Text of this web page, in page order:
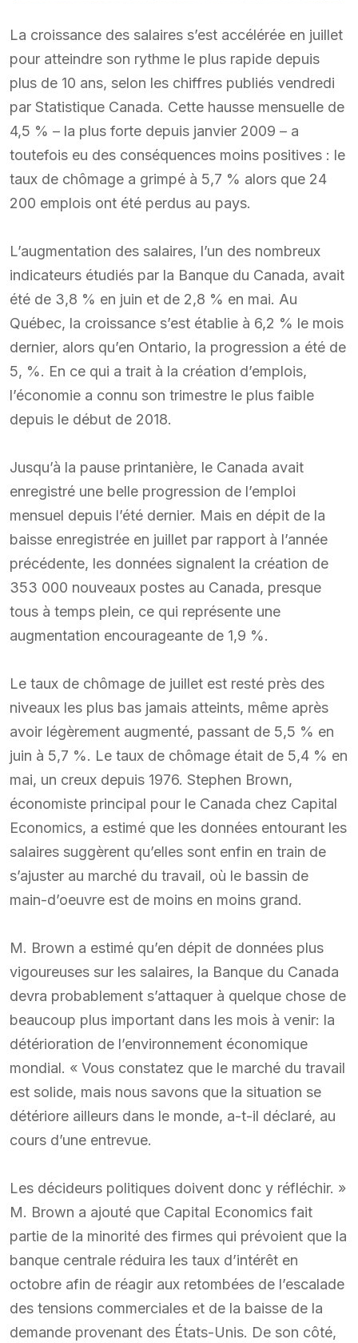
La croissance des salaires s’est accélérée en juillet
pour atteindre son rythme le plus rapide depuis
plus de 10 ans, selon les chiffres publiés vendredi
par Statistique Canada. Cette hausse mensuelle de
4,5 % – la plus forte depuis janvier 2009 – a
toutefois eu des conséquences moins positives : le
taux de chômage a grimpé à 5,7 % alors que 24
200 emplois ont été perdus au pays.
L’augmentation des salaires, l’un des nombreux
indicateurs étudiés par la Banque du Canada, avait
été de 3,8 % en juin et de 2,8 % en mai. Au
Québec, la croissance s’est établie à 6,2 % le mois
dernier, alors qu’en Ontario, la progression a été de
5, %. En ce qui a trait à la création d’emplois,
l’économie a connu son trimestre le plus faible
depuis le début de 2018.
Jusqu’à la pause printanière, le Canada avait
enregistré une belle progression de l’emploi
mensuel depuis l’été dernier. Mais en dépit de la
baisse enregistrée en juillet par rapport à l’année
précédente, les données signalent la création de
353 000 nouveaux postes au Canada, presque
tous à temps plein, ce qui représente une
augmentation encourageante de 1,9 %.
Le taux de chômage de juillet est resté près des
niveaux les plus bas jamais atteints, même après
avoir légèrement augmenté, passant de 5,5 % en
juin à 5,7 %. Le taux de chômage était de 5,4 % en
mai, un creux depuis 1976. Stephen Brown,
économiste principal pour le Canada chez Capital
Economics, a estimé que les données entourant les
salaires suggèrent qu’elles sont enfin en train de
s’ajuster au marché du travail, où le bassin de
main-d’oeuvre est de moins en moins grand.
M. Brown a estimé qu’en dépit de données plus
vigoureuses sur les salaires, la Banque du Canada
devra probablement s’attaquer à quelque chose de
beaucoup plus important dans les mois à venir: la
détérioration de l’environnement économique
mondial. « Vous constatez que le marché du travail
est solide, mais nous savons que la situation se
détériore ailleurs dans le monde, a-t-il déclaré, au
cours d’une entrevue.
Les décideurs politiques doivent donc y réfléchir. »
M. Brown a ajouté que Capital Economics fait
partie de la minorité des firmes qui prévoient que la
banque centrale réduira les taux d’intérêt en
octobre afin de réagir aux retombées de l’escalade
des tensions commerciales et de la baisse de la
demande provenant des États-Unis. De son côté,